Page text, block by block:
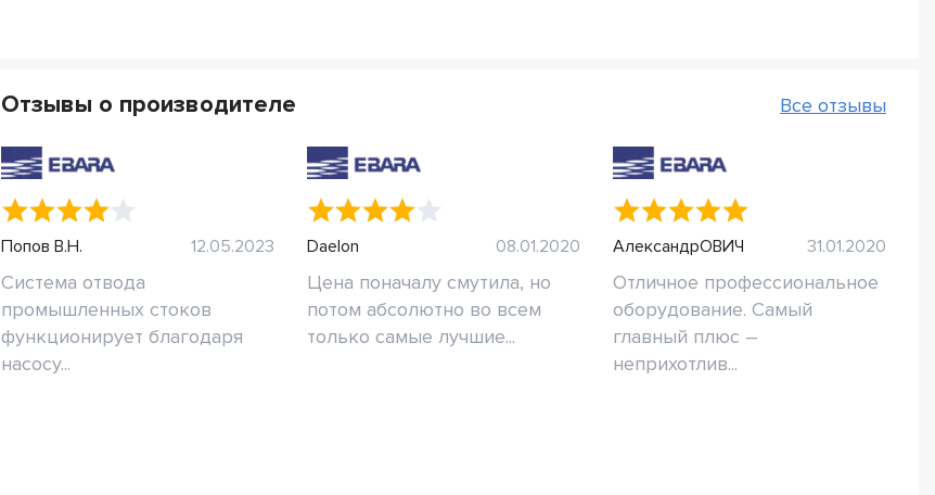
Отзывы о производителе Все отзывы
Попов В.Н. 12.05.2023
Система отвода
промышленных стоков
функционирует благодаря
насосу...
Daelon 08.01.2020
Цена поначалу смутила, но
потом абсолютно во всем
только самые лучшие...
АлександрОВИЧ 31.01.2020
Отличное профессиональное
оборудование. Самый
главный плюс –
неприхотлив...